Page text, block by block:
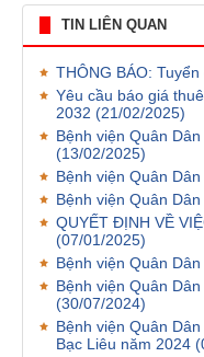
TIN LIÊN QUAN
THÔNG BÁO:
Yêu cầu báo giá
2032 (21/02/2025)
Bệnh viện Quân
(13/02/2025)
Bệnh viện Quân
Bệnh viện Quân
QUYẾT ĐỊNH VỀ
(07/01/2025)
Bệnh viện Quân
Bệnh viện Quân
(30/07/2024)
Bệnh viện Quân
Bạc Liêu năm 2024